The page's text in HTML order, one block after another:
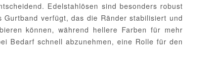
Edelstahlösen sind besonders robust
verfügt, das die Ränder stabilisiert und
können, während hellere Farben für mehr
Bedarf schnell abzunehmen, eine Rolle für den